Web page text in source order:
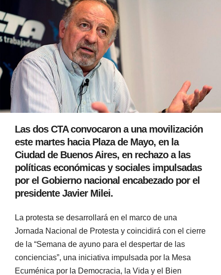
Las dos CTA convocaron a una movilización
este martes hacia Plaza de Mayo, en la
Ciudad de Buenos Aires, en rechazo a las
políticas económicas y sociales impulsadas
por el Gobierno nacional encabezado por el
presidente Javier Milei.
La protesta se desarrollará en el marco de una
Jornada Nacional de Protesta y coincidirá con el cierre
de la “Semana de ayuno para el despertar de las
conciencias”, una iniciativa impulsada por la Mesa
Ecuménica por la Democracia, la Vida y el Bien